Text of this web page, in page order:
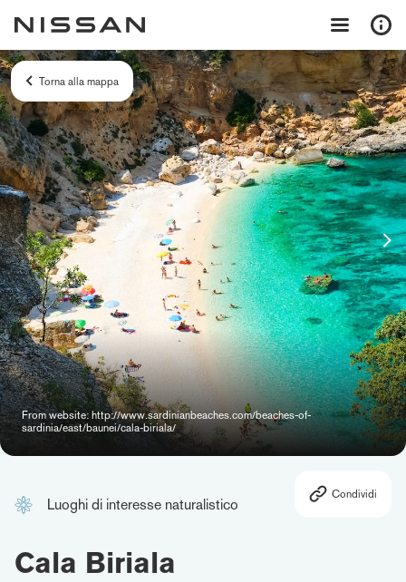
Luoghi di interesse naturalistico
Condividi
Cala Biriala
Torna alla mappa
From website: http://www.sardinianbeaches.com/beaches-of-
sardinia/east/baunei/cala-biriala/